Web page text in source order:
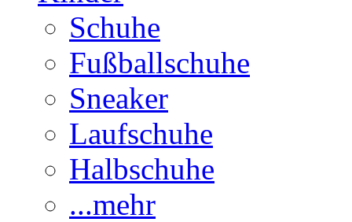
Schuhe
Fußballschuhe
Sneaker
Laufschuhe
Halbschuhe
...mehr